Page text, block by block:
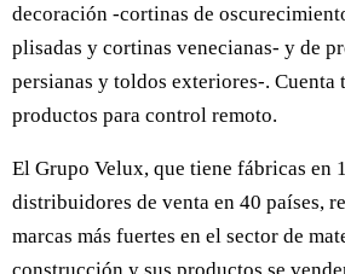
decoración -cortinas de
plisadas y cortinas venecianas- y de
persianas y toldos exteriores-. Cuenta
productos para control remoto.
El Grupo Velux, que tiene fábricas en
distribuidores de venta en 40 países,
marcas más fuertes en el sector de